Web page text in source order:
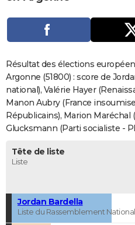
COPAINS D'AVANT
AVIS DE DÉCÈS
FORUM
Bricolage
Lifestyle
Culture
Sport
Auto
Television
Voyage
Cinema
Résultat des élections
Argonne (51800) : score de
national), Valérie Hayer
Manon Aubry (France
Républicains), Marion Maréchal
Glucksmann (Parti socialiste -
Tête de liste
Liste
Jordan Bardella
Liste du Rassemblement National